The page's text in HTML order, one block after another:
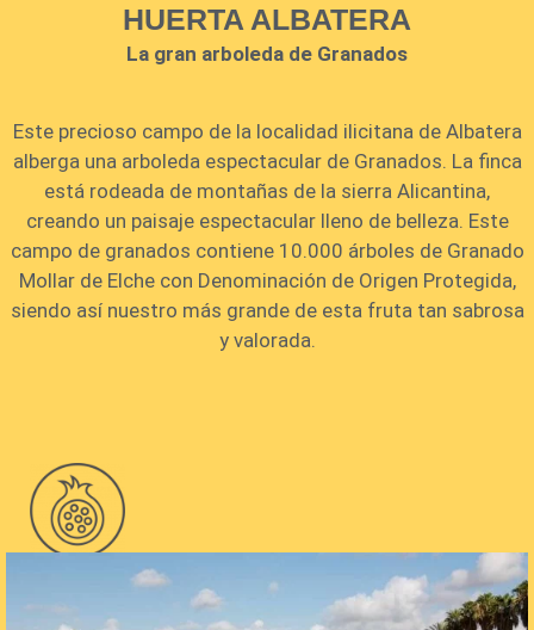
HUERTA ALBATERA
La gran arboleda de Granados
Este precioso campo de la localidad ilicitana de Albatera
alberga una arboleda espectacular de Granados. La finca
está rodeada de montañas de la sierra Alicantina,
creando un paisaje espectacular lleno de belleza. Este
campo de granados contiene 10.000 árboles de Granado
Mollar de Elche con Denominación de Origen Protegida,
siendo así nuestro más grande de esta fruta tan sabrosa
y valorada.